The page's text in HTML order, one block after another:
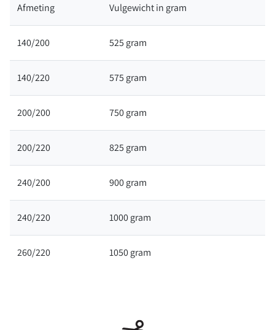
Afmeting Vulgewicht in gram
140/200 525 gram
140/220 575 gram
200/200 750 gram
200/220 825 gram
240/200 900 gram
240/220 1000 gram
260/220 1050 gram